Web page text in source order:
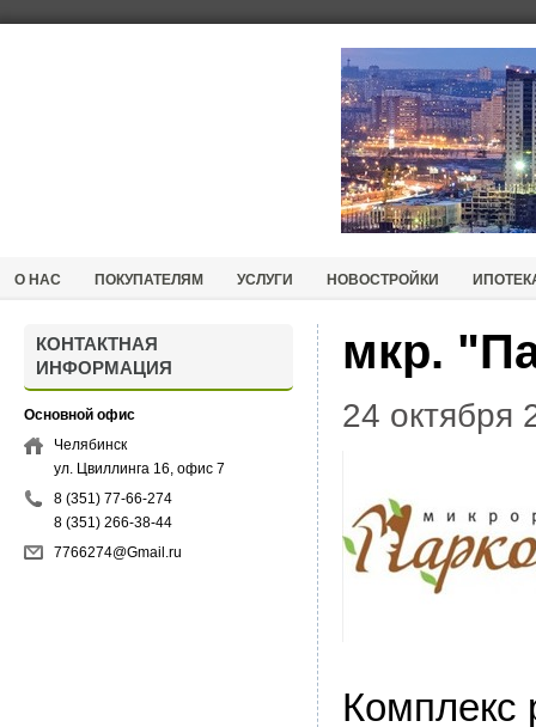
О НАС ПОКУПАТЕЛЯМ УСЛУГИ НОВОСТРОЙКИ
КОНТАКТНАЯ
ИНФОРМАЦИЯ
Основной офис
Челябинск
ул. Цвиллинга 16, офис 7
8 (351) 77-66-274
8 (351) 266-38-44
7766274@Gmail.ru
мкр.
24 октября
Комплекс